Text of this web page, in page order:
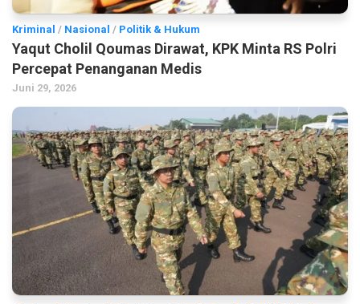
Kriminal / Nasional / Politik & Hukum
Yaqut Cholil Qoumas Dirawat, KPK Minta RS Polri
Percepat Penanganan Medis
Juni 29, 2026